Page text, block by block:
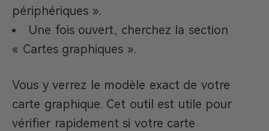
périphériques ».
Une fois ouvert, cherchez la section
« Cartes graphiques ».
Vous y verrez le modèle exact de votre
carte graphique. Cet outil est utile pour
vérifier rapidement si votre carte